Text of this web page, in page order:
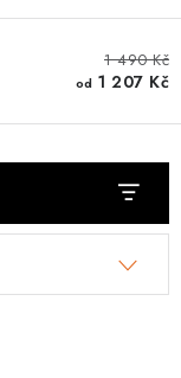
1 490 Kč
od 1 207 Kč